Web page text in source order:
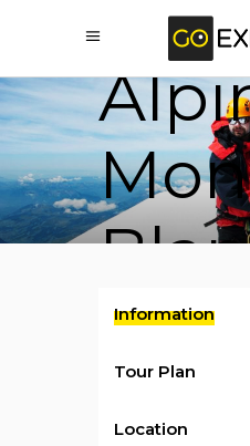
Information
Tour Plan
Location